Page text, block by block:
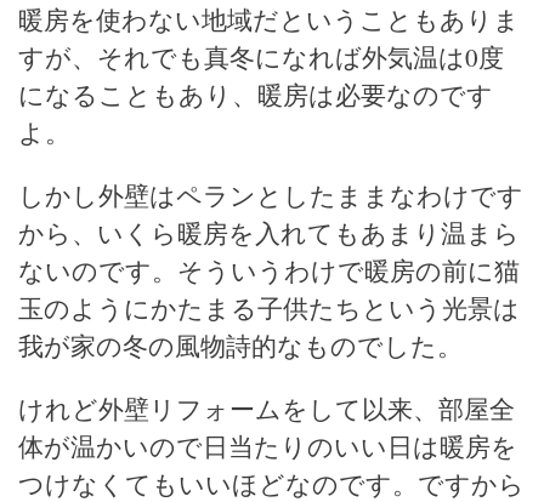
暖房を使わない地域だということもありま
すが、それでも真冬になれば外気温は0度
になることもあり、暖房は必要なのです
よ。
しかし外壁はペランとしたままなわけです
から、いくら暖房を入れてもあまり温まら
ないのです。そういうわけで暖房の前に猫
玉のようにかたまる子供たちという光景は
我が家の冬の風物詩的なものでした。
けれど外壁リフォームをして以来、部屋全
体が温かいので日当たりのいい日は暖房を
つけなくてもいいほどなのです。ですから